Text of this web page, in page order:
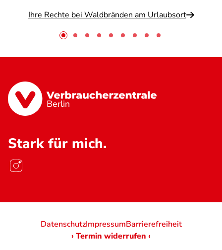
Ihre Rechte bei Waldbränden am Urlaubsort
Berlin
Stark für mich.
DatenschutzImpressumBarrierefreiheit
› Termin widerrufen ‹